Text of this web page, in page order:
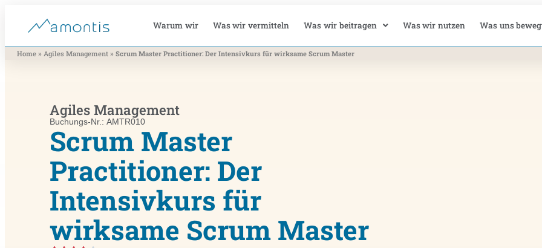
Warum wir Was wir vermitteln Was wir beitragen Was wir nutzen Was uns
Home » Agiles Management » Scrum Master Practitioner: Der Intensivkurs für wirksame Scrum Master
Agiles Management
Buchungs-Nr.: AMTR010
Scrum Master
Practitioner: Der
Intensivkurs für
wirksame Scrum Master